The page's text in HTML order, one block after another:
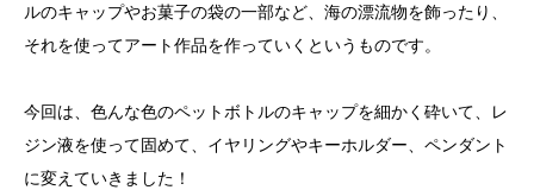
ルのキャップやお菓子の袋の一部など、海の漂流物を飾ったり、
それを使ってアート作品を作っていくというものです。
今回は、色んな色のペットボトルのキャップを細かく砕いて、レ
ジン液を使って固めて、イヤリングやキーホルダー、ペンダント
に変えていきました！